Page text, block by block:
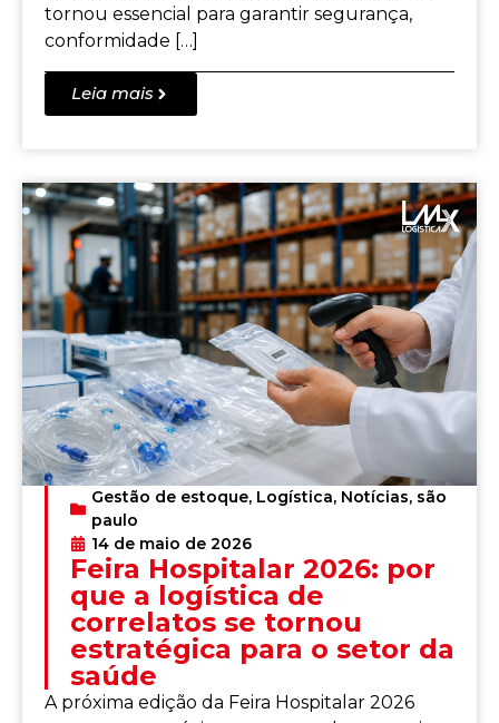
tornou essencial para garantir segurança,
conformidade […]
Leia mais
Gestão de estoque, Logística, Notícias, são
paulo
14 de maio de 2026
Feira Hospitalar 2026: por
que a logística de
correlatos se tornou
estratégica para o setor da
saúde
A próxima edição da Feira Hospitalar 2026